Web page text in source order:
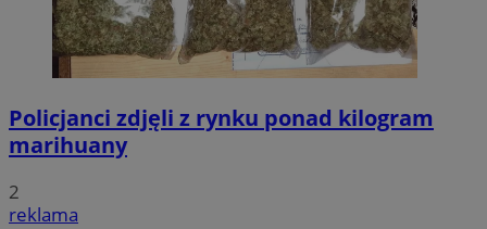
Policjanci zdjęli z rynku ponad kilogram
marihuany
2
reklama